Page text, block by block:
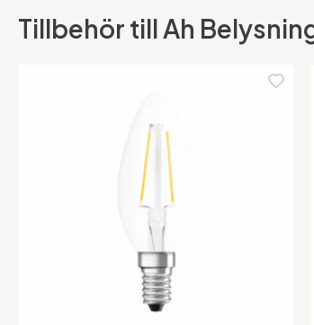
Tillbehör till Ah